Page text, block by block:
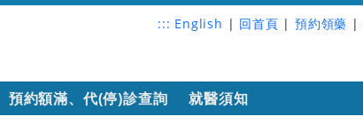
::: English | 回首頁 | 預約領藥 |
預約額滿、代(停)診查詢 就醫須知